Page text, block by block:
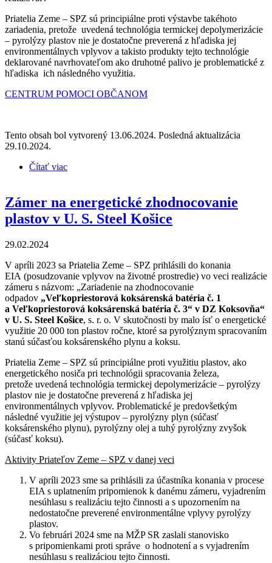
Priatelia Zeme – SPZ sú principiálne proti výstavbe takéhoto
zariadenia, pretože uvedená technológia termickej depolymerizácie
– pyrolýzy plastov nie je dostatočne preverená z hľadiska jej
environmentálnych vplyvov a takisto produkty tejto technológie
deklarované navrhovateľom ako druhotné palivo je problematické z
hľadiska ich následného využitia.
CENTRUM POMOCI OBČANOM
Tento obsah bol vytvorený 13.06.2024. Posledná aktualizácia
29.10.2024.
Čítať viac
Zámer na energetické zhodnocovanie
plastov v U. S. Steel Košice
29.02.2024
V apríli 2023 sa Priatelia Zeme – SPZ prihlásili do konania
EIA (posudzovanie vplyvov na životné prostredie) vo veci realizácie
zámeru s názvom: „Zariadenie na zhodnocovanie
odpadov „Veľkopriestorová koksárenská batéria č. 1
a Veľkopriestorová koksárenská batéria č. 3“ v DZ Koksovňa“
v U. S. Steel Košice, s. r. o. V skutočnosti by malo ísť o energetické
využitie 20 000 ton plastov ročne, ktoré sa pyrolýznym spracovaním
stanú súčasťou koksárenského plynu a koksu.
Priatelia Zeme – SPZ sú principiálne proti využitiu plastov, ako
energetického nosiča pri technológii spracovania železa,
pretože uvedená technológia termickej depolymerizácie – pyrolýzy
plastov nie je dostatočne preverená z hľadiska jej
environmentálnych vplyvov. Problematické je predovšetkým
následné využitie jej výstupov – pyrolýzny plyn (súčasť
koksárenského plynu), pyrolýzny olej a tuhý pyrolýzny zvyšok
(súčasť koksu).
Aktivity Priateľov Zeme – SPZ v danej veci
V apríli 2023 sme sa prihlásili za účastníka konania v procese
EIA s uplatnením pripomienok k danému zámeru, vyjadrením
nesúhlasu s realizáciu tejto činnosti a s upozornením na
nedostatočne preverené environmentálne vplyvy pyrolýzy
plastov.
Vo februári 2024 sme na MŽP SR zaslali stanovisko
s pripomienkami proti správe o hodnotení a s vyjadrením
nesúhlasu s realizáciou tejto činnosti.